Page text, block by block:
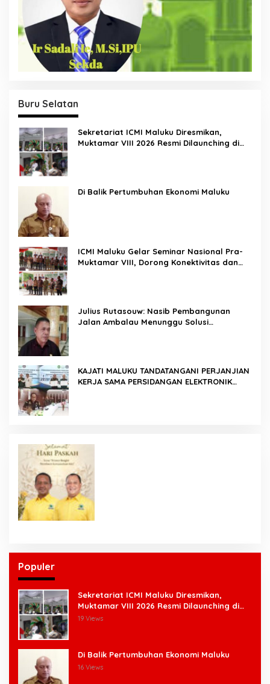
Buru Selatan
Sekretariat ICMI Maluku Diresmikan,
Muktamar VIII 2026 Resmi Dilaunching di
Di Balik Pertumbuhan Ekonomi Maluku
ICMI Maluku Gelar Seminar Nasional Pra-
Muktamar VIII, Dorong Konektivitas dan
Julius Rutasouw: Nasib Pembangunan
Jalan Ambalau Menunggu Solusi
KAJATI MALUKU TANDATANGANI PERJANJIAN
KERJA SAMA PERSIDANGAN ELEKTRONIK
Populer
Sekretariat ICMI Maluku Diresmikan,
Muktamar VIII 2026 Resmi Dilaunching di
Ambon
19 Views
Di Balik Pertumbuhan Ekonomi Maluku
16 Views